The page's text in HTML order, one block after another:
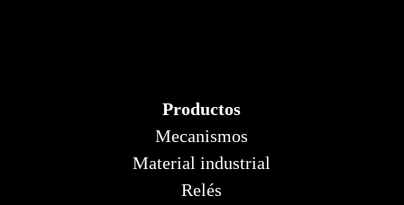
Productos
Mecanismos
Material industrial
Relés